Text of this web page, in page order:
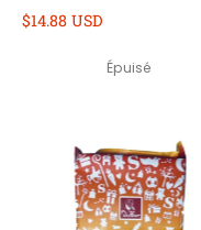
$14.88 USD
Épuisé